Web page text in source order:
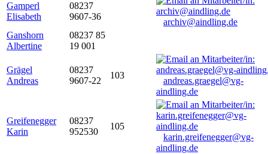
Gamperl
Elisabeth
08237
9607-36
archiv@aindling.de
Ganshorn
Albertine
08237 85
19 001
Grägel
Andreas
08237
9607-22
103
andreas.graegel@vg-
aindling.de
Greifenegger
Karin
08237
952530
105
karin.greifenegger@vg-
aindling.de